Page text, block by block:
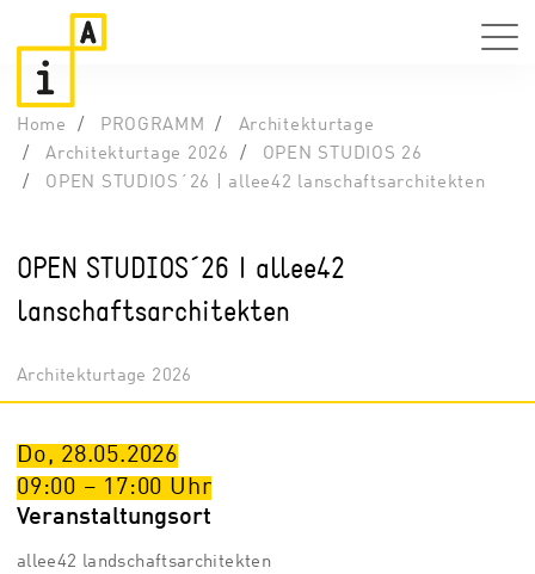
Home PROGRAMM
Architekturtage
Architekturtage 2026
OPEN STUDIOS 26
OPEN STUDIOS´26 | allee42 lanschaftsarchitekten
OPEN STUDIOS´26 | allee42
lanschaftsarchitekten
Architekturtage 2026
Do, 28.05.2026
09:00 – 17:00 Uhr
Veranstaltungsort
allee42 landschaftsarchitekten